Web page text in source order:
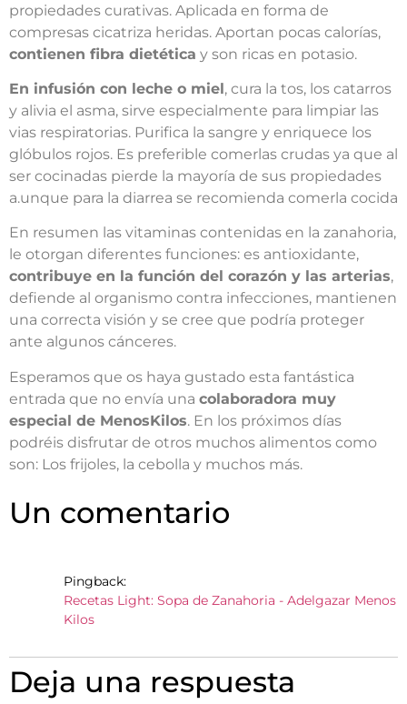
propiedades curativas. Aplicada en forma de
compresas cicatriza heridas. Aportan pocas calorías,
contienen fibra dietética y son ricas en potasio.
En infusión con leche o miel, cura la tos, los catarros
y alivia el asma, sirve especialmente para limpiar las
vias respiratorias. Purifica la sangre y enriquece los
glóbulos rojos. Es preferible comerlas crudas ya que al
ser cocinadas pierde la mayoría de sus propiedades
a.unque para la diarrea se recomienda comerla cocida
En resumen las vitaminas contenidas en la zanahoria,
le otorgan diferentes funciones: es antioxidante,
contribuye en la función del corazón y las arterias,
defiende al organismo contra infecciones, mantienen
una correcta visión y se cree que podría proteger
ante algunos cánceres.
Esperamos que os haya gustado esta fantástica
entrada que no envía una colaboradora muy
especial de MenosKilos. En los próximos días
podréis disfrutar de otros muchos alimentos como
son: Los frijoles, la cebolla y muchos más.
Un comentario
Pingback:
Recetas Light: Sopa de Zanahoria - Adelgazar Menos
Kilos
Deja una respuesta